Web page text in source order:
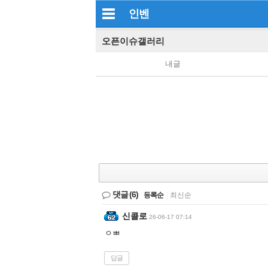
인벤
오픈이슈갤러리
내글
댓글(6) 등록순 최신순
신콜로 26-06-17 07:14
ㅇㅃ
답글